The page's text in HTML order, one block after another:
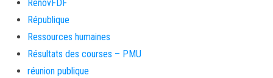
RenovFDF
République
Ressources humaines
Résultats des courses – PMU
réunion publique